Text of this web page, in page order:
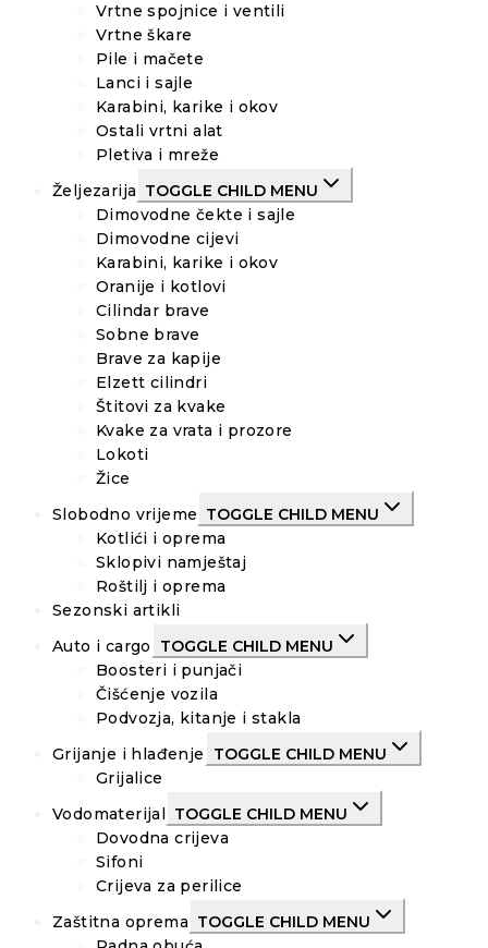
Vrtne spojnice i ventili
Vrtne škare
Pile i mačete
Lanci i sajle
Karabini, karike i okov
Ostali vrtni alat
Pletiva i mreže
Željezarija TOGGLE CHILD MENU
Dimovodne čekte i sajle
Dimovodne cijevi
Karabini, karike i okov
Oranije i kotlovi
Cilindar brave
Sobne brave
Brave za kapije
Elzett cilindri
Štitovi za kvake
Kvake za vrata i prozore
Lokoti
Žice
Slobodno vrijeme TOGGLE CHILD MENU
Kotlići i oprema
Sklopivi namještaj
Roštilj i oprema
Sezonski artikli
Auto i cargo
TOGGLE CHILD MENU
Boosteri i punjači
Čišćenje vozila
Podvozja, kitanje i stakla
Grijanje i hlađenje
TOGGLE CHILD MENU
Grijalice
Vodomaterijal
TOGGLE CHILD MENU
Dovodna crijeva
Sifoni
Crijeva za perilice
Zaštitna oprema TOGGLE CHILD MENU